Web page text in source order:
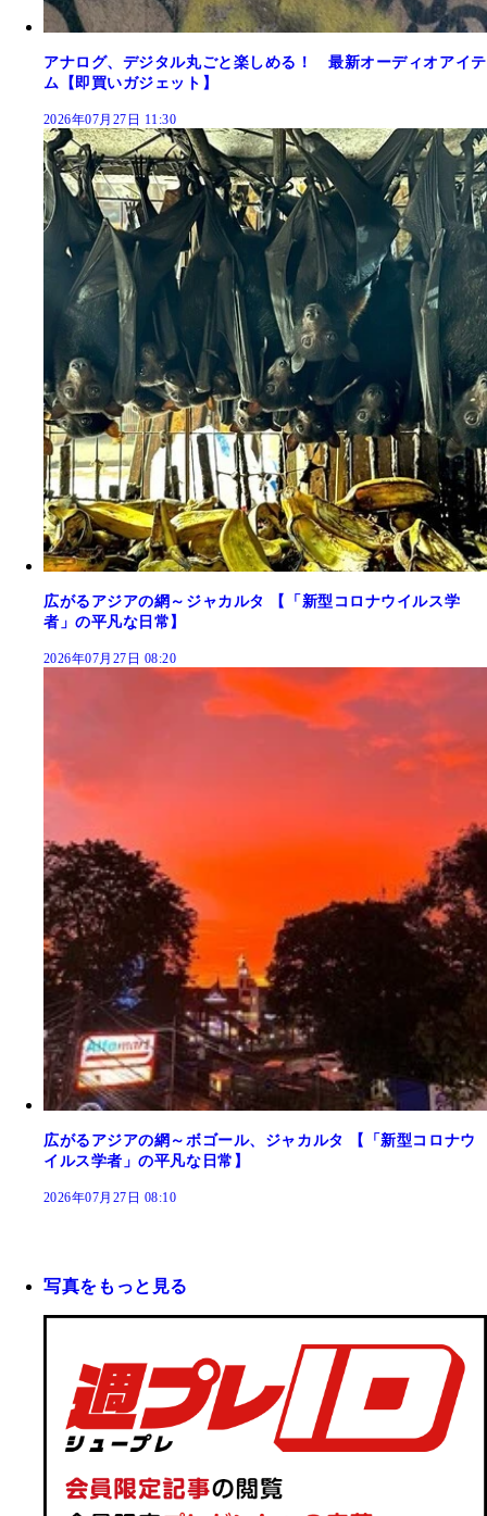
アナログ、デジタル丸ごと楽しめる！ 最新オーディオアイテ
ム【即買いガジェット】
2026年07月27日 11:30
広がるアジアの網～ジャカルタ 【「新型コロナウイルス学
者」の平凡な日常】
2026年07月27日 08:20
広がるアジアの網～ボゴール、ジャカルタ 【「新型コロナウ
イルス学者」の平凡な日常】
2026年07月27日 08:10
写真をもっと見る